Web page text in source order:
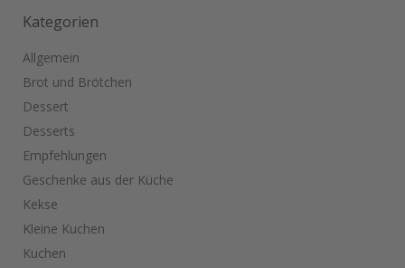
Kategorien
Allgemein
Brot und Brötchen
Dessert
Desserts
Empfehlungen
Geschenke aus der Küche
Kekse
Kleine Kuchen
Kuchen